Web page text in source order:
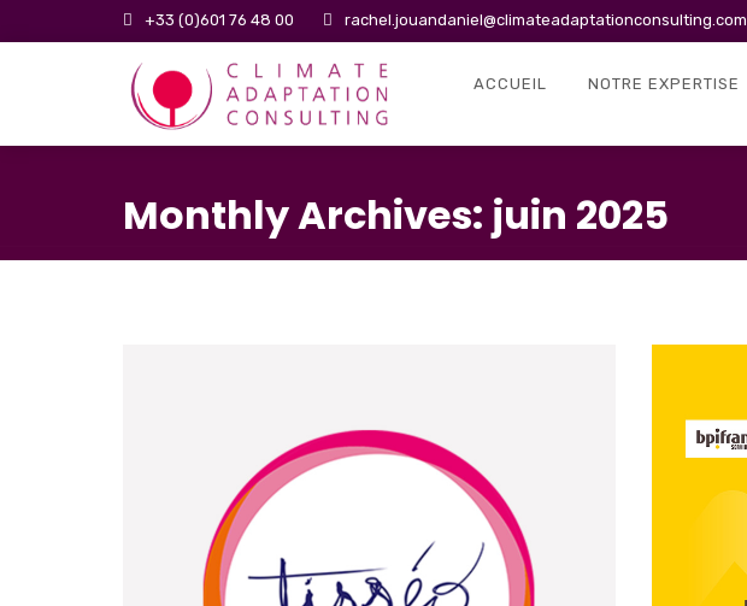
+33 (0)601 76 48 00 rachel.jouandaniel@climateadaptationconsulting.com
ACCUEIL NOTRE EXPERTISE
Monthly Archives: juin 2025